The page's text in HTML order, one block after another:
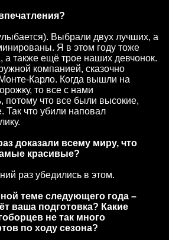
Выбрали двух лучших, а
Я в этом году тоже
также ещё трое наших девчонок.
компанией, сказочно
Карло. Когда вышли на
то все с нами
потому что все были высокие,
Так что убили наповал
доказали всему миру, что
красивые?
раз убедились в этом.
теме следующего года –
ваша подготовка? Какие
не так много
по ходу сезона?